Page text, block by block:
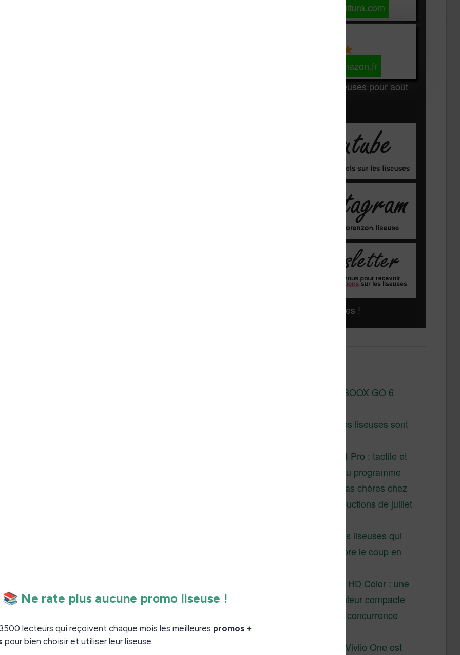
S6 Color+
pour le travail et le divertissement..
puisse réaliser le test complet.
dans la mesure où je me suis focalisé sur les
lecture de BD couleur et applications Android.
S6 Color+ et de son
spéciale puisqu’elle est équipée d’un écran à
génération, la Bigme S6 Color+.
de 7,8 pouces couleur, mais elle est aussi équipée
fonctionnalités qui vous permettront aussi bien
liseuse est surtout un outil de travail très
Voir sur Cultura.com
Voir sur Amazon.fr
Les Meilleures liseuses pour août
Liseuses pas chères !
Test de la BOOX GO 6
Pourquoi les liseuses sont
XTEINK X4 Pro : tactile et
éclairage au programme
Liseuses pas chères chez
Vivlio – réductions de juillet
3 anciennes liseuses qui
valent encore le coup en
Vivlio Light HD Color : une
liseuse couleur compacte
à prix défiant toute concurrence
La liseuse Vivlio One est